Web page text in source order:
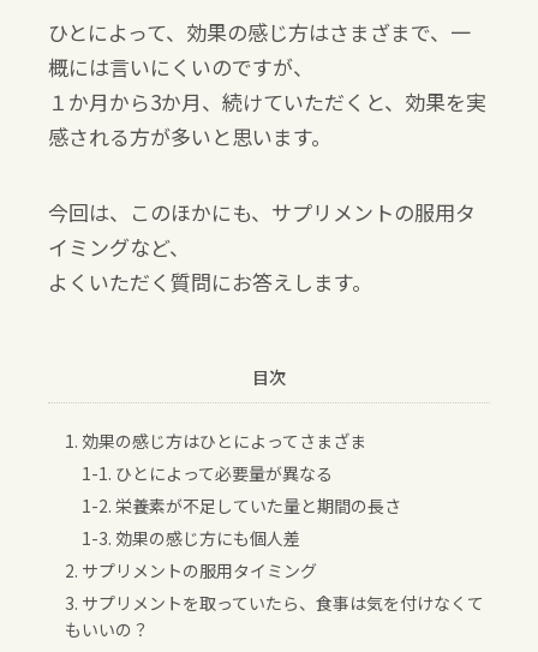
ひとによって、効果の感じ方はさまざまで、一
概には言いにくいのですが、
１か月から3か月、続けていただくと、効果を実
感される方が多いと思います。
今回は、このほかにも、サプリメントの服用タ
イミングなど、
よくいただく質問にお答えします。
目次
1. 効果の感じ方はひとによってさまざま
1-1. ひとによって必要量が異なる
1-2. 栄養素が不足していた量と期間の長さ
1-3. 効果の感じ方にも個人差
2. サプリメントの服用タイミング
3. サプリメントを取っていたら、食事は気を付けなくて
もいいの？